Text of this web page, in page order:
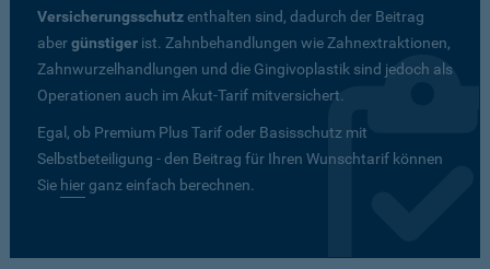
Versicherungsschutzenthalten sind, dadurch der Beitrag
abergünstiger ist. Zahnbehandlungen wie Zahnextraktionen,
Zahnwurzelhandlungen und die Gingivoplastik sind jedoch als
Operationen auch im Akut-Tarif mitversichert.
Egal, ob Premium Plus Tarif oder Basisschutz mit
Selbstbeteiligung - den Beitrag für Ihren Wunschtarif können
Sie hierganz einfach berechnen.